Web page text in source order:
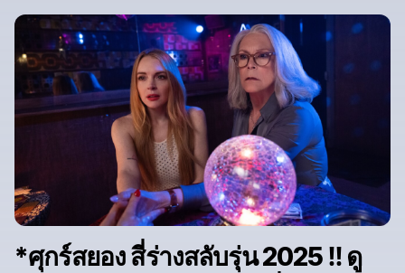
*ศุกร์สยอง สี่ร่างสลับรุ่น 2025 ‼️ ดู